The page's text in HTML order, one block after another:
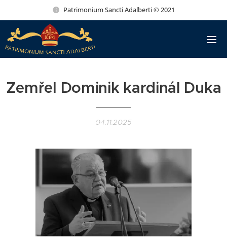
Patrimonium Sancti Adalberti © 2021
Zemřel Dominik kardinál Duka
04.11.2025